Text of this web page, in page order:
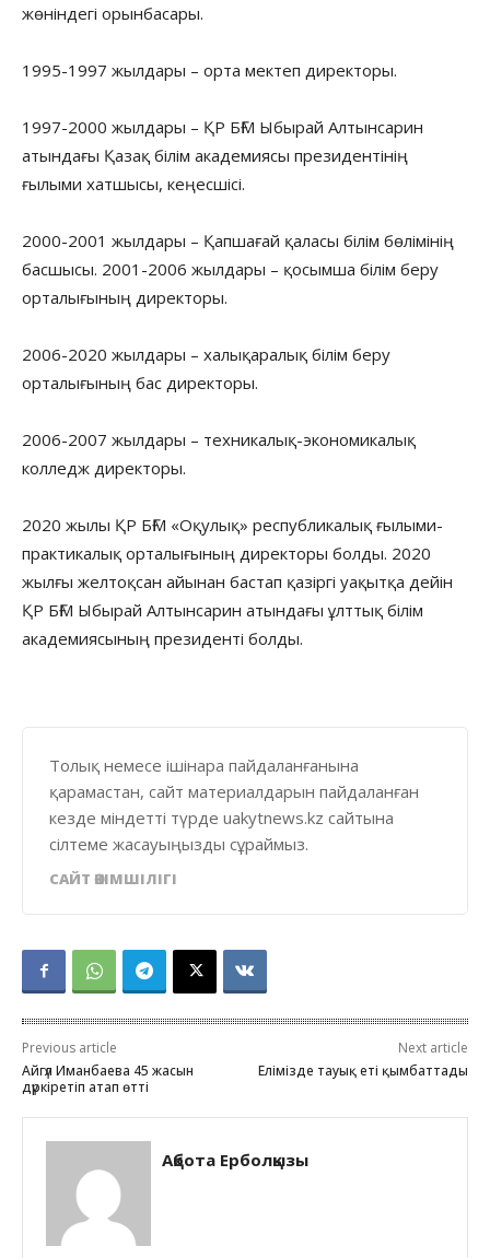
жөніндегі орынбасары.
1995-1997 жылдары – орта мектеп директоры.
1997-2000 жылдары – ҚР БҒМ Ыбырай Алтынсарин
атындағы Қазақ білім академиясы президентінің
ғылыми хатшысы, кеңесшісі.
2000-2001 жылдары – Қапшағай қаласы білім бөлімінің
басшысы. 2001-2006 жылдары – қосымша білім беру
орталығының директоры.
2006-2020 жылдары – халықаралық білім беру
орталығының бас директоры.
2006-2007 жылдары – техникалық-экономикалық
колледж директоры.
2020 жылы ҚР БҒМ «Оқулық» республикалық ғылыми-
практикалық орталығының директоры болды. 2020
жылғы желтоқсан айынан бастап қазіргі уақытқа дейін
ҚР БҒМ Ыбырай Алтынсарин атындағы ұлттық білім
академиясының президенті болды.
Толық немесе ішінара пайдаланғанына
қарамастан, сайт материалдарын пайдаланған
кезде міндетті түрде uakytnews.kz сайтына
сілтеме жасауыңызды сұраймыз.
САЙТ ӘКІМШІЛІГІ
Previous article
Айгүл Иманбаева 45 жасын
дүркіретіп атап өтті
Next article
Елімізде тауық еті қымбаттады
Ақбота Ерболқызы